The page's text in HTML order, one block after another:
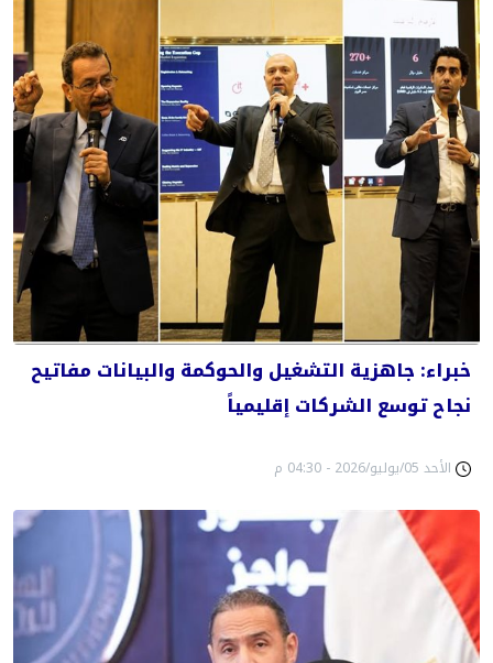
خبراء: جاهزية التشغيل والحوكمة والبيانات مفاتيح
نجاح توسع الشركات إقليمياً
الأحد 05/يوليو/2026 - 04:30 م